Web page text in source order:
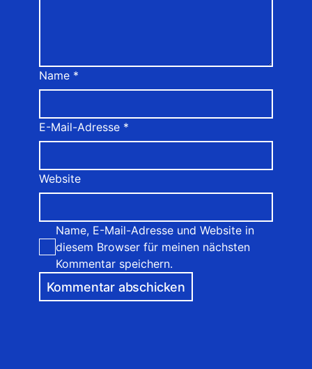
Name *
E-Mail-Adresse *
Website
Name, E-Mail-Adresse und Website in
diesem Browser für meinen nächsten
Kommentar speichern.